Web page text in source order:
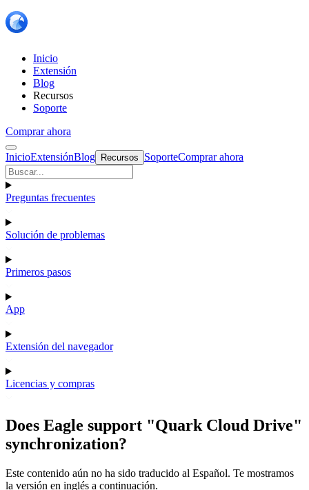
Inicio
Extensión
Blog
Recursos
Soporte
Comprar ahora
InicioExtensiónBlog Recursos SoporteComprar ahora
Preguntas frecuentes
Solución de problemas
Primeros pasos
App
Extensión del navegador
Licencias y compras
Does Eagle support "Quark Cloud Drive"
synchronization?
Este contenido aún no ha sido traducido al Español. Te mostramos
la versión en inglés a continuación.